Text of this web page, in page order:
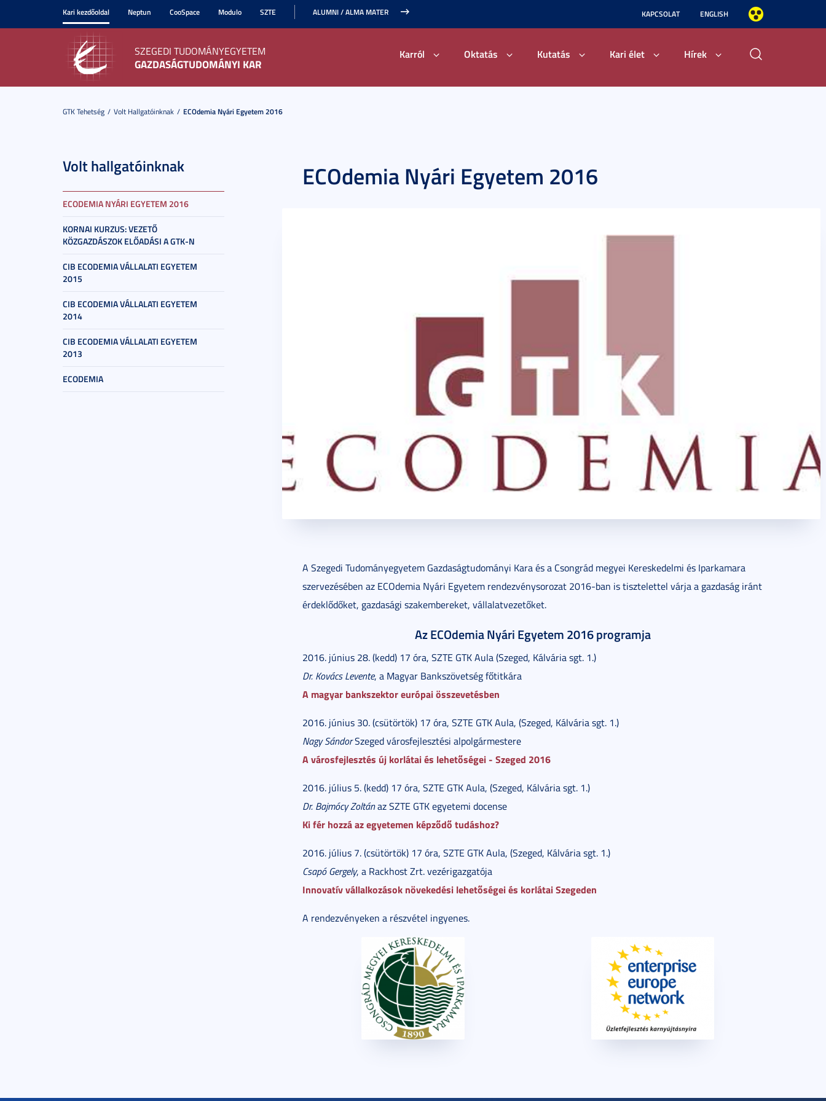
Kari kezdőoldal Neptun CooSpace Modulo SZTE ALUMNI / ALMA MATER KAPCSOLAT ENGLISH
SZEGEDI TUDOMÁNYEGYETEM
GAZDASÁGTUDOMÁNYI KAR
Karról Oktatás Kutatás Kari élet Hírek
GTK Tehetség Volt Hallgatóinknak ECOdemia Nyári Egyetem 2016
Volt hallgatóinknak
ECODEMIA NYÁRI EGYETEM 2016
KORNAI KURZUS: VEZETŐ
KÖZGAZDÁSZOK ELŐADÁSI A GTK-N
CIB ECODEMIA VÁLLALATI EGYETEM
2015
CIB ECODEMIA VÁLLALATI EGYETEM
2014
CIB ECODEMIA VÁLLALATI EGYETEM
2013
ECODEMIA
ECOdemia Nyári Egyetem 2016
A Szegedi Tudományegyetem Gazdaságtudományi Kara és a Csongrád megyei Kereskedelmi és Iparkamara
szervezésében az ECOdemia Nyári Egyetem rendezvénysorozat 2016-ban is tisztelettel várja a gazdaság iránt
érdeklődőket, gazdasági szakembereket, vállalatvezetőket.
Az ECOdemia Nyári Egyetem 2016 programja
2016. június 28. (kedd) 17 óra, SZTE GTK Aula (Szeged, Kálvária sgt. 1.)
Dr. Kovács Levente, a Magyar Bankszövetség főtitkára
A magyar bankszektor európai összevetésben
2016. június 30. (csütörtök) 17 óra, SZTE GTK Aula, (Szeged, Kálvária sgt. 1.)
Nagy SándorSzeged városfejlesztési alpolgármestere
A városfejlesztés új korlátai és lehetőségei - Szeged 2016
2016. július 5. (kedd) 17 óra, SZTE GTK Aula, (Szeged, Kálvária sgt. 1.)
Dr. Bajmócy Zoltánaz SZTE GTK egyetemi docense
Ki fér hozzá az egyetemen képződő tudáshoz?
2016. július 7. (csütörtök) 17 óra, SZTE GTK Aula, (Szeged, Kálvária sgt. 1.)
Csapó Gergely, a Rackhost Zrt. vezérigazgatója
Innovatív vállalkozások növekedési lehetőségei és korlátai Szegeden
A rendezvényeken a részvétel ingyenes.